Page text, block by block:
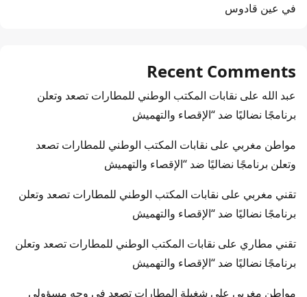
في عين قادوس
Recent Comments
عبد الله على نقابات المكتب الوطني للمطارات تصعد وتعلن
برنامجًا نضاليًا ضد “الإقصاء والتهميش
مواطن مغربي على نقابات المكتب الوطني للمطارات تصعد
وتعلن برنامجًا نضاليًا ضد “الإقصاء والتهميش
تقني مغربي على نقابات المكتب الوطني للمطارات تصعد وتعلن
برنامجًا نضاليًا ضد “الإقصاء والتهميش
تقني مطاري على نقابات المكتب الوطني للمطارات تصعد وتعلن
برنامجًا نضاليًا ضد “الإقصاء والتهميش
مواطن مغربي على شغيلة المطارات تصعد في وجه مسؤولي